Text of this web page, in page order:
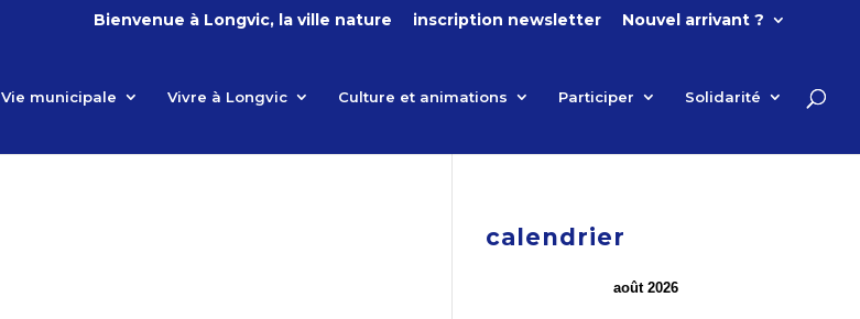
Bienvenue à Longvic, la ville nature inscription newsletter Nouvel arrivant ?
Vie municipale Vivre à Longvic Culture et animations Participer Solidarité
calendrier
août 2026